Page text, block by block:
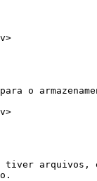
tiver arquivos,